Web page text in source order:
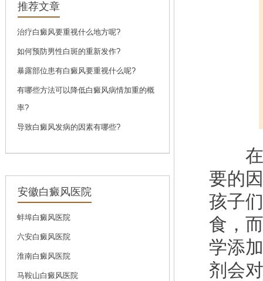
问诊
刘斌，中共党员，毕
问诊
推荐文章
治疗白癜风要重视什么地方呢?
如何预防男性白斑的重新发作?
暴露部位患有白癜风要重视什么呢?
有哪些方法可以降低白癜风病情加重的概
率?
导致白癜风发病的因素有哪些?
安徽白癜风医院
蚌埠白癜风医院
六安白癜风医院
淮南白癜风医院
马鞍山白癜风医院
在白
要的
孩子
食，
学添
剂会